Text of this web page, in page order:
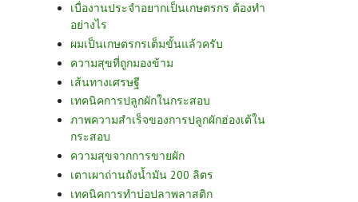
เบื่องานประจำอยากเป็นเกษตรกร ต้องทำ
อย่างไร
ผมเป็นเกษตรกรเต็มขั้นแล้วครับ
ความสุขที่ถูกมองข้าม
เส้นทางเศรษฐี
เทคนิคการปลูกผักในกระสอบ
ภาพความสำเร็จของการปลูกผักฮ่องเต้ใน
กระสอบ
ความสุขจากการขายผัก
เตาเผาถ่านถังน้ำมัน 200 ลิตร
เทคนิคการทำบ่อปลาพลาสติก